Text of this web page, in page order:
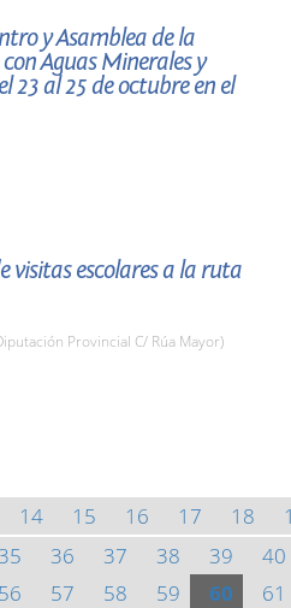
y Asamblea de la
Aguas Minerales y
23 al 25 de octubre en el
visitas escolares a la ruta
Provincial C/ Rúa Mayor)
14 15 16 17 18
35 36 37 38 39 40
56 57 58 59 60 61